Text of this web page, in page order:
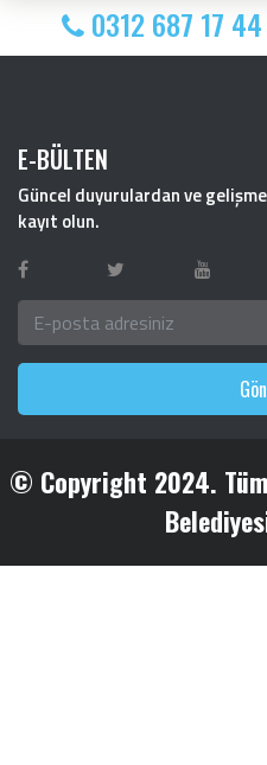
0312 687 17
E-BÜLTEN
Güncel duyurulardan ve
kayıt olun.
© Copyright 2024.